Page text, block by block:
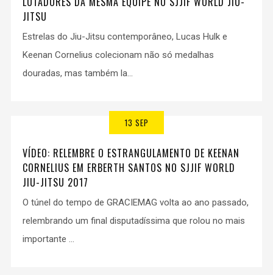
JITSU
Estrelas do Jiu-Jitsu contemporâneo, Lucas Hulk e
Keenan Cornelius colecionam não só medalhas
douradas, mas também la...
13 SEP
VÍDEO: RELEMBRE O ESTRANGULAMENTO DE KEENAN
CORNELIUS EM ERBERTH SANTOS NO SJJIF WORLD
JIU-JITSU 2017
O túnel do tempo de GRACIEMAG volta ao ano passado,
relembrando um final disputadíssima que rolou no mais
importante ...